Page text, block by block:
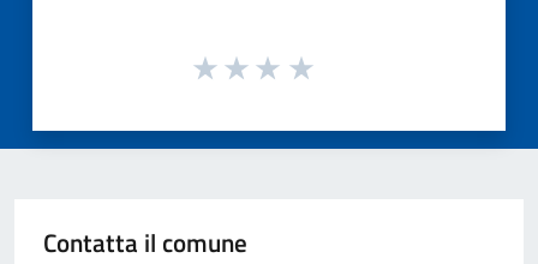
Contatta il comune